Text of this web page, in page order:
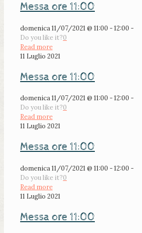
Messa ore 11:00
domenica 11/07/2021 @ 11:00 - 12:00 -
Do you like it?0
Read more
11 Luglio 2021
Messa ore 11:00
domenica 11/07/2021 @ 11:00 - 12:00 -
Do you like it?0
Read more
11 Luglio 2021
Messa ore 11:00
domenica 11/07/2021 @ 11:00 - 12:00 -
Do you like it?0
Read more
11 Luglio 2021
Messa ore 11:00